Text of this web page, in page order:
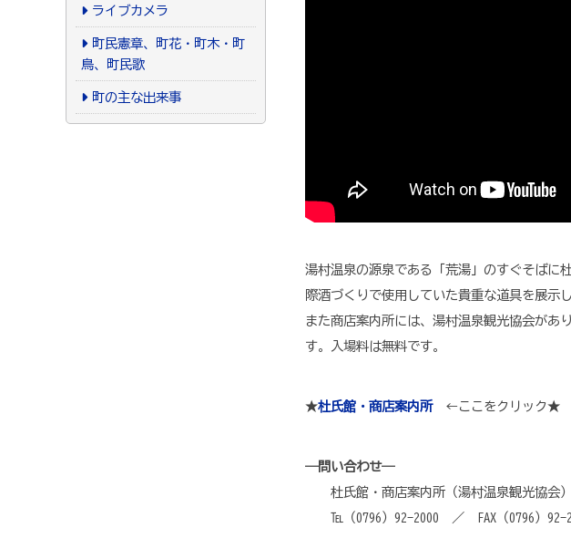
ライブカメラ
町民憲章、町花・町木・町
鳥、町民歌
町の主な出来事
湯村温泉の源泉である「荒湯」のすぐそばに
際酒づくりで使用していた貴重な道具を展示
また商店案内所には、湯村温泉観光協会があ
す。入場料は無料です。
★杜氏館・商店案内所←ここをクリック★
―問い合わせ―
杜氏館・商店案内所（湯村温泉観光協
℡（0796）92-2000 ／ FAX（0796）92-